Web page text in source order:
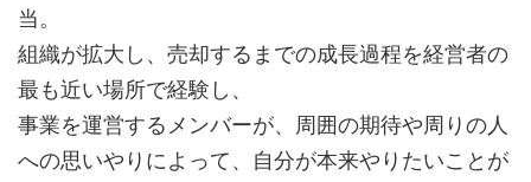
当。
組織が拡大し、売却するまでの成長過程を経営者の
最も近い場所で経験し、
事業を運営するメンバーが、周囲の期待や周りの人
への思いやりによって、自分が本来やりたいことが